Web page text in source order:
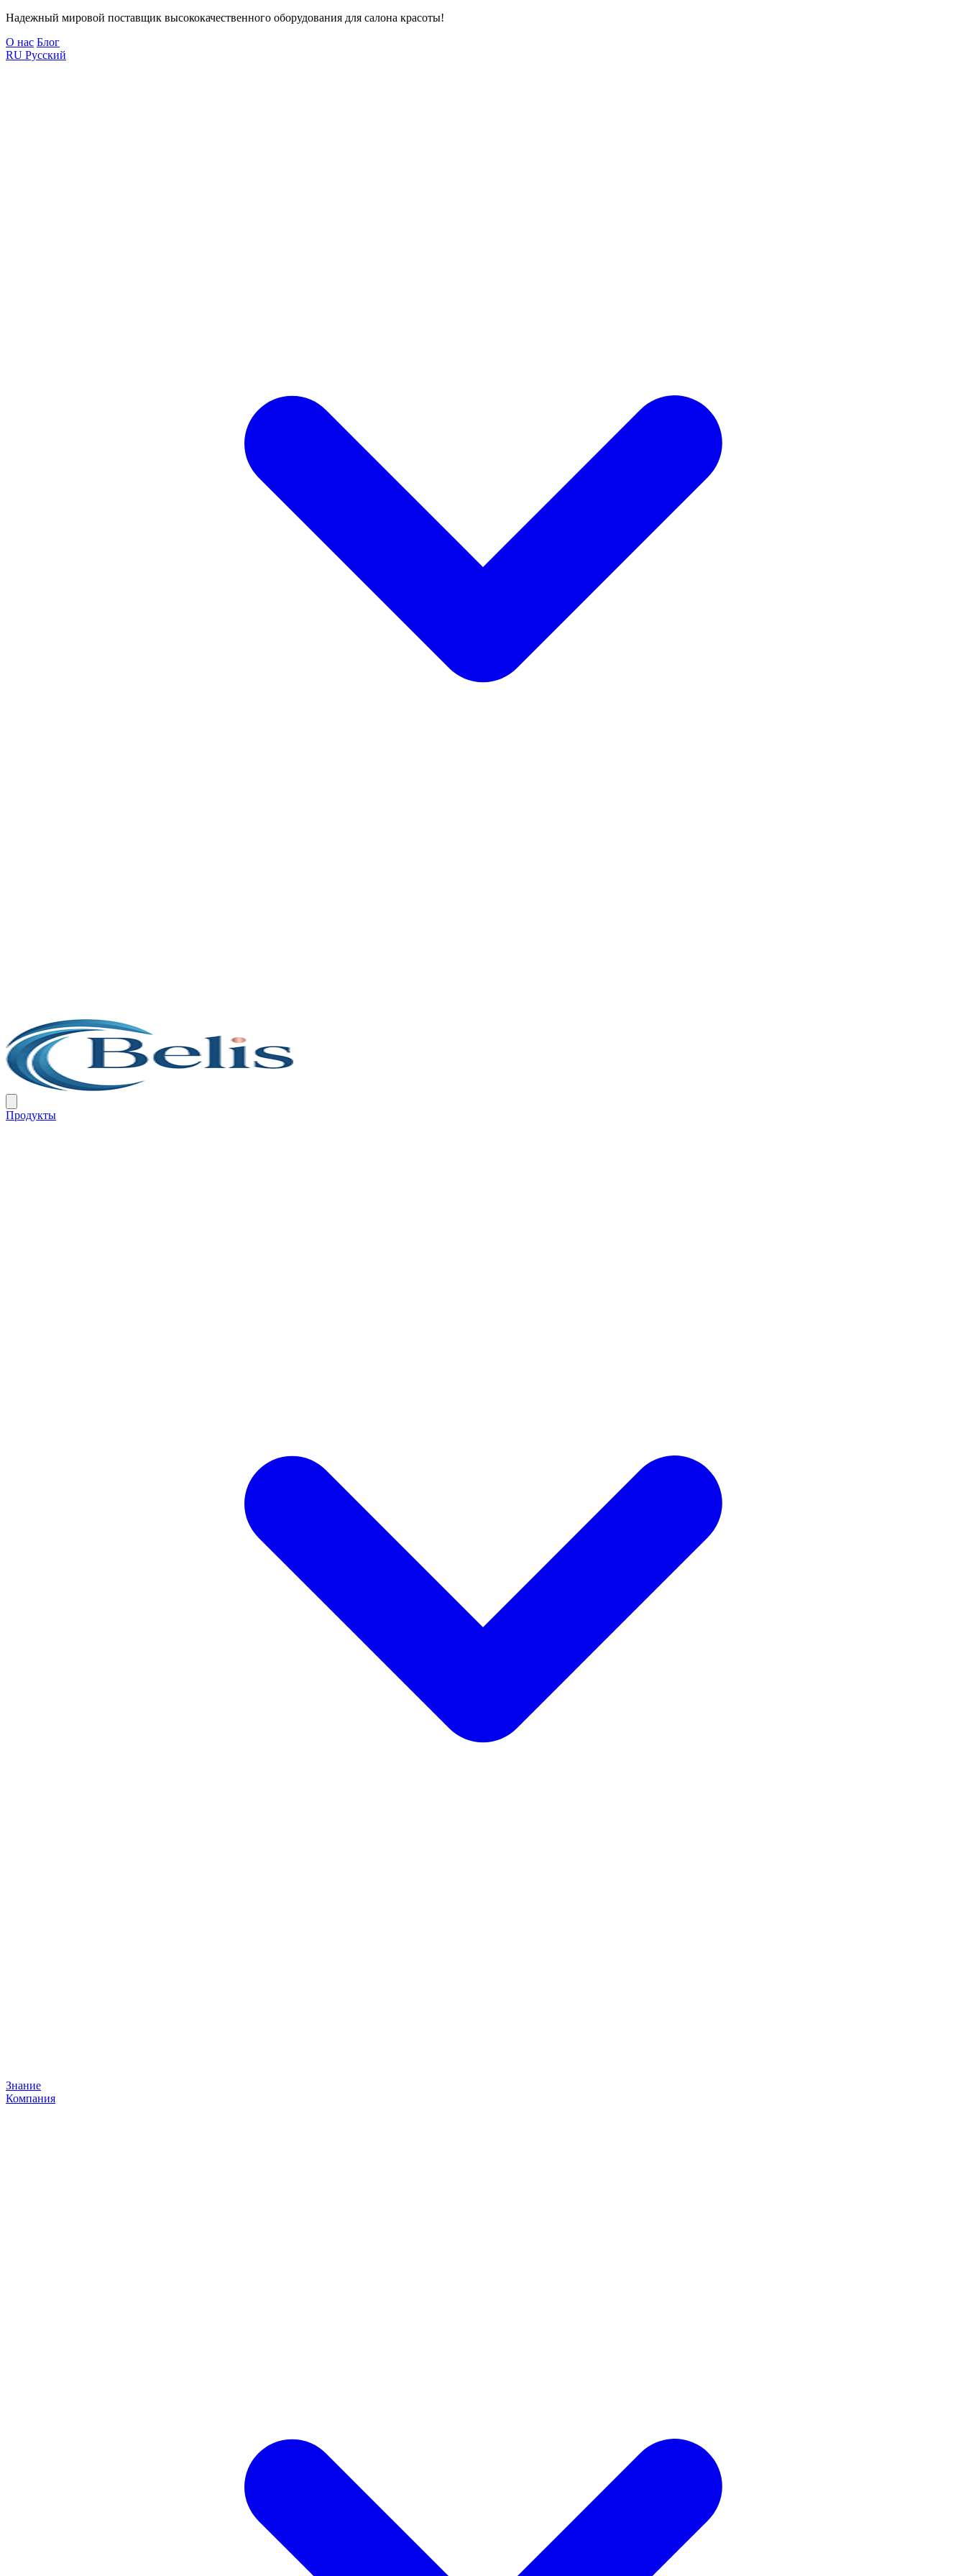
Надежный мировой поставщик высококачественного оборудования для салона красоты!
О нас Блог
RU Русский
Продукты
Знание
Компания